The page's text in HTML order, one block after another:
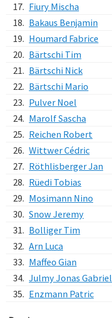
17. Fiury Mischa
18. Bakaus Benjamin
19. Houmard Fabrice
20. Bärtschi Tim
21. Bärtschi Nick
22. Bärtschi Mario
23. Pulver Noel
24. Marolf Sascha
25. Reichen Robert
26. Wittwer Cédric
27. Röthlisberger Jan
28. Rüedi Tobias
29. Mosimann Nino
30. Snow Jeremy
31. Bolliger Tim
32. Arn Luca
33. Maffeo Gian
34. Julmy Jonas Gabriel
35. Enzmann Patric